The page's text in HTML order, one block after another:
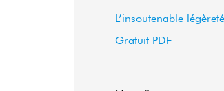
L’insoutenable
Gratuit PDF